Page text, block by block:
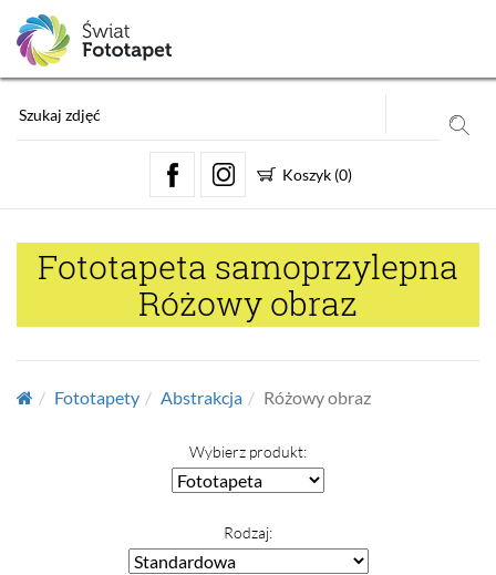
Koszyk (0)
Fototapeta samoprzylepna
Różowy obraz
Fototapety Abstrakcja Różowy obraz
Wybierz produkt:
Rodzaj: